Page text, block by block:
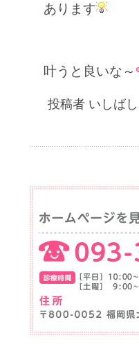
あります
叶うと良いな～
投稿者 いしば